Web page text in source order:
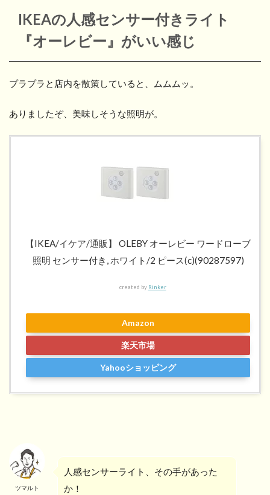
IKEAの人感センサー付きライト
『オーレビー』がいい感じ
プラプラと店内を散策していると、ムムムッ。
ありましたぞ、美味しそうな照明が。
【IKEA/イケア/通販】 OLEBY オーレビー ワードローブ
照明 センサー付き, ホワイト/2 ピース(c)(90287597)
created by Rinker
Amazon
楽天市場
Yahooショッピング
ツマルト
人感センサーライト、その手があった
か！